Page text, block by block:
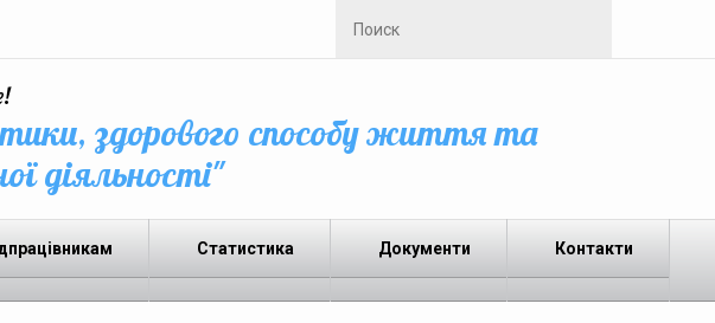
здорового способу життя та
діяльності"
Статистика Документи Контакти